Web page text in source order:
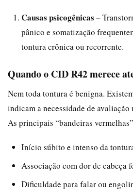
Causas psicogênicas –
pânico e somatização
tontura crônica ou recorrente.
Quando o CID R42 merece
Nem toda tontura é benigna.
indicam a necessidade de
As principais “bandeiras
Início súbito e intenso da
Associação com dor de cabeça
Dificuldade para falar ou